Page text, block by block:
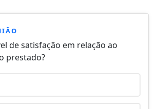
de satisfação em relação ao
prestado?